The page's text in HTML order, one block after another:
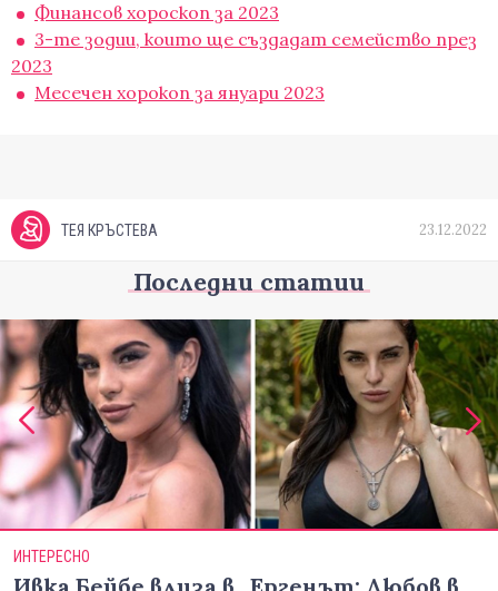
Финансов хороскоп за 2023
3-те зодии, които ще създадат семейство през
2023
Месечен хорокоп за януари 2023
ТЕЯ КРЪСТЕВА 23.12.2022
Последни статии
ИНТЕРЕСНО